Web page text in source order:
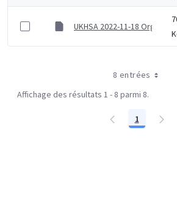
UKHSA 2022-11-18
8 entrées
Affichage des résultats 1 - 8 parmi 8.
Page
1